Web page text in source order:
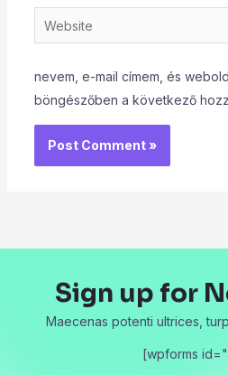
Website
nevem, e-mail címem, és
böngészőben a következő
Sign up for
Maecenas potenti ultrices,
[wpforms